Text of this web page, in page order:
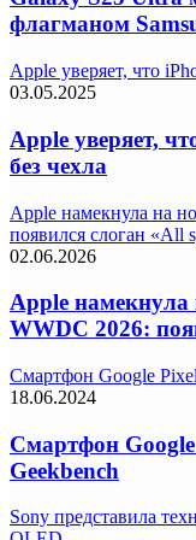
флагманом
Apple уверяет, что
03.05.2025
Apple уверяет,
без чехла
Apple намекнула на
появился слоган «All
02.06.2026
Apple намекнула
WWDC 2026:
Смартфон Google
18.06.2024
Смартфон
Geekbench
Sony представила